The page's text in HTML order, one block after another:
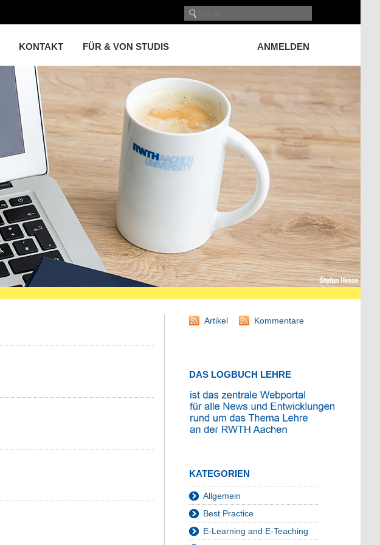
KONTAKT FÜR & VON STUDIS ANMELDEN
Artikel Kommentare
DAS LOGBUCH LEHRE
KATEGORIEN
Allgemein
Best Practice
E-Learning and E-Teaching